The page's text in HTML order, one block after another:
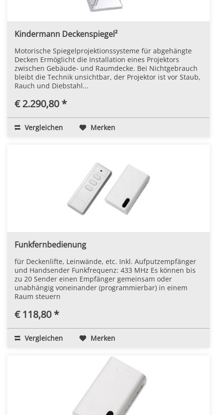
Kindermann Deckenspiegel²
Motorische Spiegelprojektionssysteme für abgehängte
Decken Ermöglicht die Installation eines Projektors
zwischen Gebäude- und Raumdecke. Bei Nichtgebrauch
bleibt die Technik unsichtbar, der Projektor ist vor Staub,
Rauch und Diebstahl...
€ 2.290,80 *
Vergleichen Merken
Funkfernbedienung
für Deckenlifte, Leinwände, etc. Inkl. Aufputzempfänger
und Handsender Funkfrequenz: 433 MHz Es können bis
zu 20 Sender einen Empfänger gemeinsam oder
unabhängig voneinander (programmierbar) in einem
Raum steuern
€ 118,80 *
Vergleichen Merken